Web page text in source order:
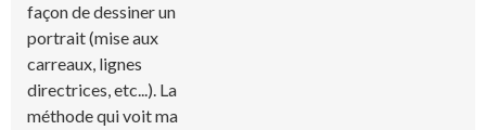
façon de dessiner un
portrait (mise aux
carreaux, lignes
directrices, etc...). La
méthode qui voit ma